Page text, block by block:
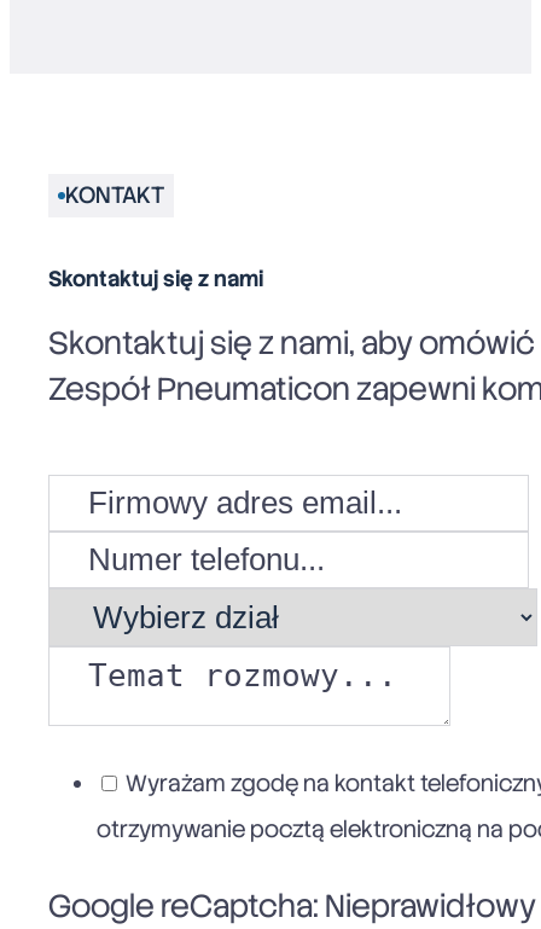
KONTAKT
Skontaktuj się z nami
Skontaktuj się z nami, aby
Zespół Pneumaticon zapewni
Wyrażam zgodę na kontakt
otrzymywanie pocztą elektroniczną na
Google reCaptcha: